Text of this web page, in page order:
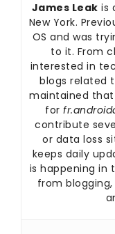
James Leak is
New York.
OS and was
to it. From
interested in
blogs related
maintained that
for
contribute
or data loss
keeps daily
is happening in
from